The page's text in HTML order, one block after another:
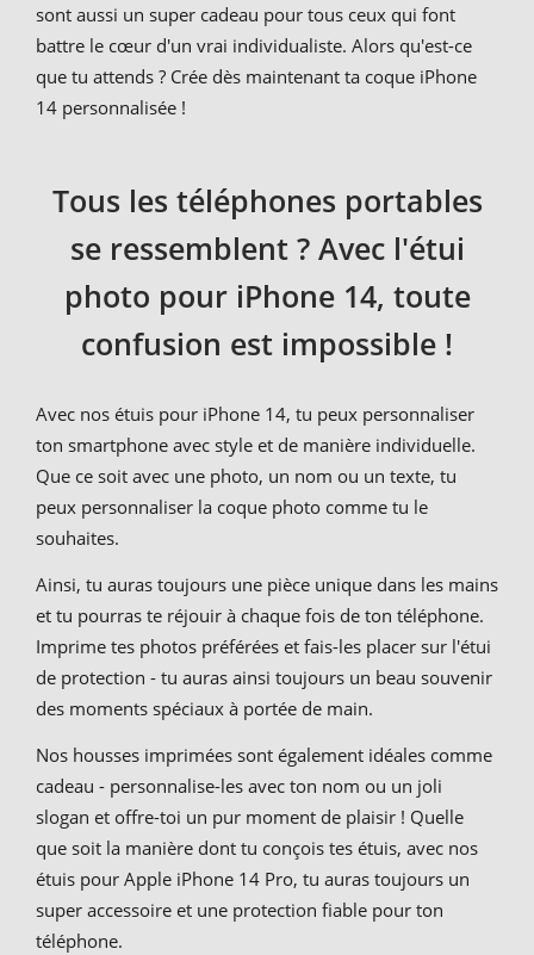
sont aussi un super cadeau pour tous ceux qui font
battre le cœur d'un vrai individualiste. Alors qu'est-ce
que tu attends ? Crée dès maintenant ta coque iPhone
14 personnalisée !
Tous les téléphones portables
se ressemblent ? Avec l'étui
photo pour iPhone 14, toute
confusion est impossible !
Avec nos étuis pour iPhone 14, tu peux personnaliser
ton smartphone avec style et de manière individuelle.
Que ce soit avec une photo, un nom ou un texte, tu
peux personnaliser la coque photo comme tu le
souhaites.
Ainsi, tu auras toujours une pièce unique dans les mains
et tu pourras te réjouir à chaque fois de ton téléphone.
Imprime tes photos préférées et fais-les placer sur l'étui
de protection - tu auras ainsi toujours un beau souvenir
des moments spéciaux à portée de main.
Nos housses imprimées sont également idéales comme
cadeau - personnalise-les avec ton nom ou un joli
slogan et offre-toi un pur moment de plaisir ! Quelle
que soit la manière dont tu conçois tes étuis, avec nos
étuis pour Apple iPhone 14 Pro, tu auras toujours un
super accessoire et une protection fiable pour ton
téléphone.